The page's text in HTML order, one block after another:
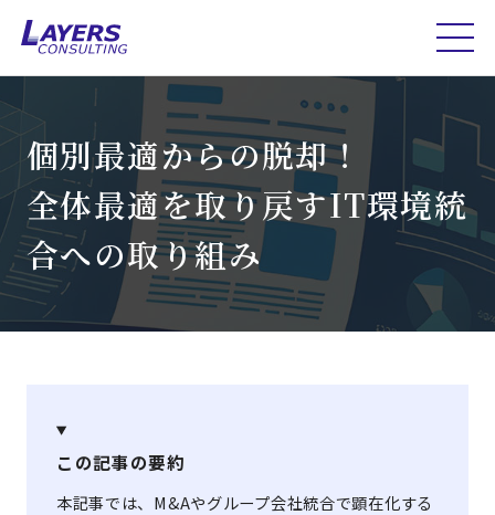
個別最適からの脱却！
全体最適を取り戻すIT環境統
合への取り組み
この記事の要約
本記事では、M&Aやグループ会社統合で顕在化する